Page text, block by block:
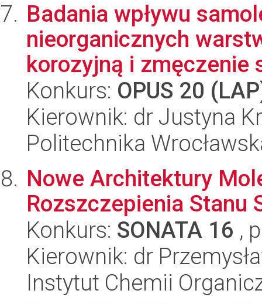
Badania wpływu
nieorganicznych
korozyjną i zmęczenie
Konkurs: OPUS 20
Kierownik: dr Justyna
Politechnika
Nowe Architektury
Rozszczepienia Stanu
Konkurs: SONATA 16 ,
Kierownik: dr
Instytut Chemii